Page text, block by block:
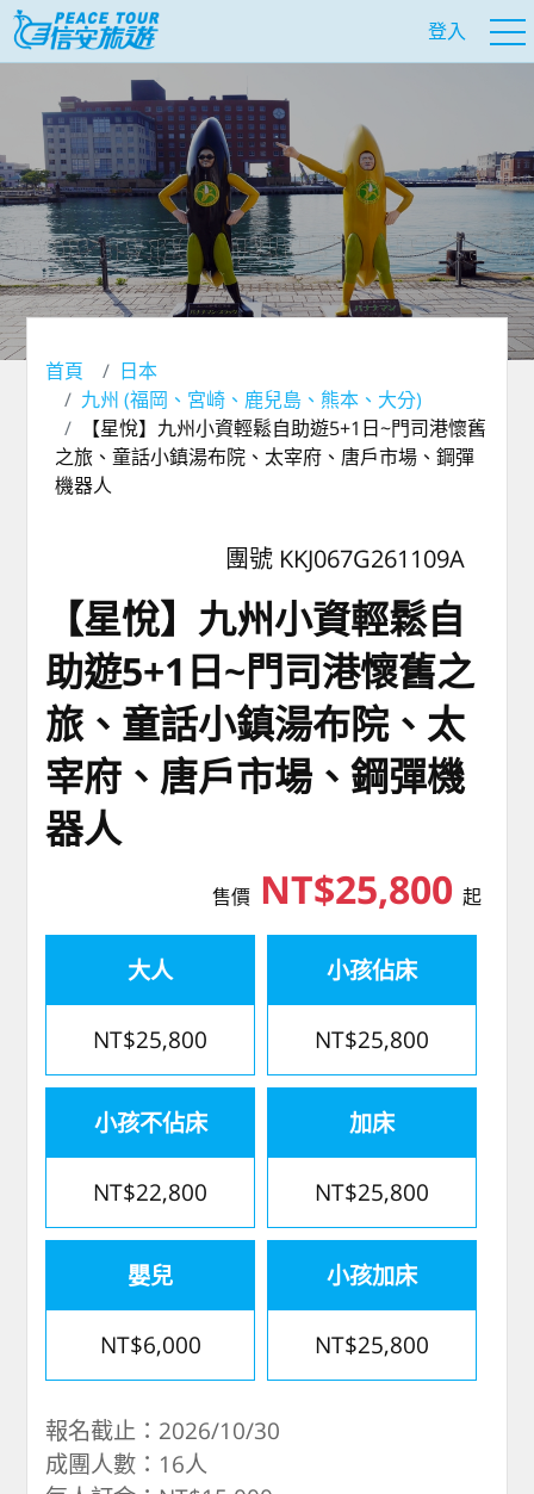
登入
首頁
日本
九州 (福岡、宮崎、鹿兒島、熊本、大分)
【星悅】九州小資輕鬆自助遊5+1日~門司港懷舊
之旅、童話小鎮湯布院、太宰府、唐戶市場、鋼彈
機器人
團號 KKJ067G261109A
【星悅】九州小資輕鬆自
助遊5+1日~門司港懷舊之
旅、童話小鎮湯布院、太
宰府、唐戶市場、鋼彈機
器人
售價NT$25,800 起
大人
NT$25,800
小孩佔床
NT$25,800
小孩不佔床
NT$22,800
加床
NT$25,800
嬰兒
NT$6,000
小孩加床
NT$25,800
報名截止：2026/10/30
成團人數：16人